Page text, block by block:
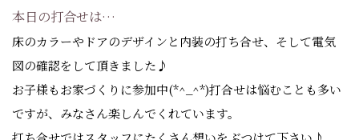
本日の打合せは…
床のカラーやドアのデザインと内装の打ち合せ、そして電気
図の確認をして頂きました♪
お子様もお家づくりに参加中(*^_^*)打合せは悩むことも多い
ですが、みなさん楽しんでくれています。